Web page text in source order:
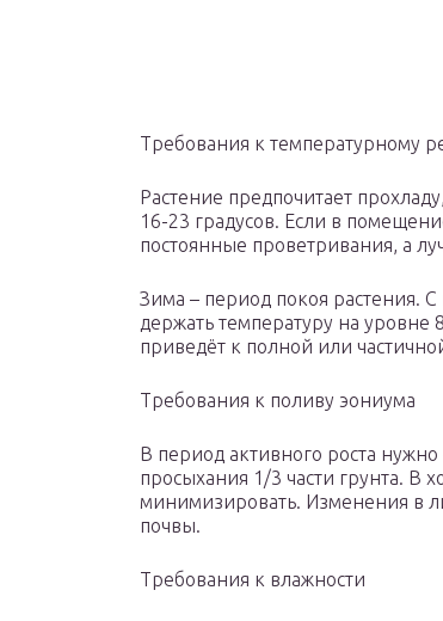
Требования к температурному
Растение предпочитает
16-23 градусов. Если в
постоянные проветривания, а
Зима – период покоя растения.
держать температуру на уровне
приведёт к полной или
Требования к поливу эониума
В период активного роста
просыхания 1/3 части грунта. В
минимизировать. Изменения в
почвы.
Требования к влажности